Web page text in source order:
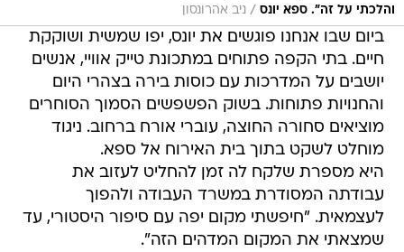
והלכתי על זה". ספא יונס / ניב אהרונסון
ביום שבו אנחנו פוגשים את יונס, יפו שמשית ושוקקת
חיים. בתי הקפה פתוחים במתכונת טייק אוויי, אנשים
יושבים על המדרכות עם כוסות בירה בצהרי היום
והחנויות פתוחות. בשוק הפשפשים הסמוך הסוחרים
מוציאים סחורה החוצה, עוברי אורח ברחוב. ניגוד
מוחלט לשקט בתוך בית האירוח אל ספא.
היא מספרת שלקח לה זמן להחליט לעזוב את
עבודתה המסודרת במשרד העבודה ולהפוך
לעצמאית. "חיפשתי מקום יפה עם סיפור היסטורי, עד
שמצאתי את המקום המדהים הזה".